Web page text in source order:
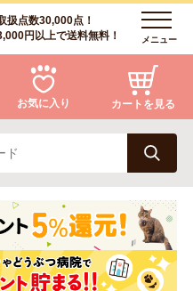
扱点数30,000点！
円以上で送料無料！
メニュー
猫
アクア・爬虫類・昆虫
お気に入り カートを見る